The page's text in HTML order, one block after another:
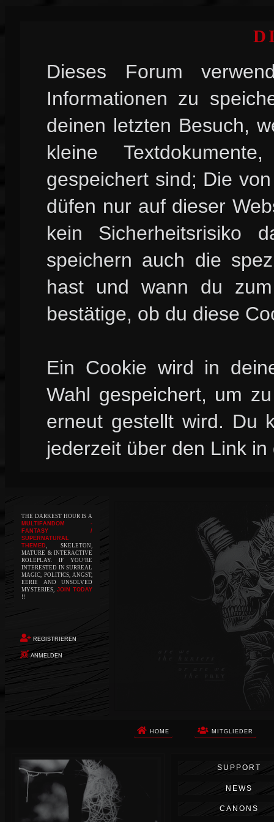
Dieses Forum
Informationen zu
deinen letzten Besuch,
kleine
gespeichert sind; Die
düfen nur auf dieser
kein Sicherheitsrisiko
speichern auch die
hast und wann du
bestätige, ob du diese
Ein Cookie wird in
Wahl gespeichert, um
erneut gestellt wird. Du
jederzeit über den Link
THE DARKEST HOUR IS A
MULTIFANDOM -
FANTASY /
SUPERNATURAL
THEMED, SKELETON,
MATURE & INTERACTIVE
ROLEPLAY. IF YOU’RE
INTERESTED IN SURREAL
MAGIC, POLITICS, ANGST,
EERIE AND UNSOLVED
MYSTERIES, JOIN TODAY
!!
REGISTRIEREN
ANMELDEN
HOME MITGLIEDER
Die Apokalypse. Das ist das Wort,
das Ihnen in den Sinn kommt, als
Sie auf dem Boden aufwachen, Ihr
Körper schmerzt und Ihr Geist
wird von alptraumhaften
Erinnerungen überflutet. Vor
SUPPORT
NEWS
CANONS